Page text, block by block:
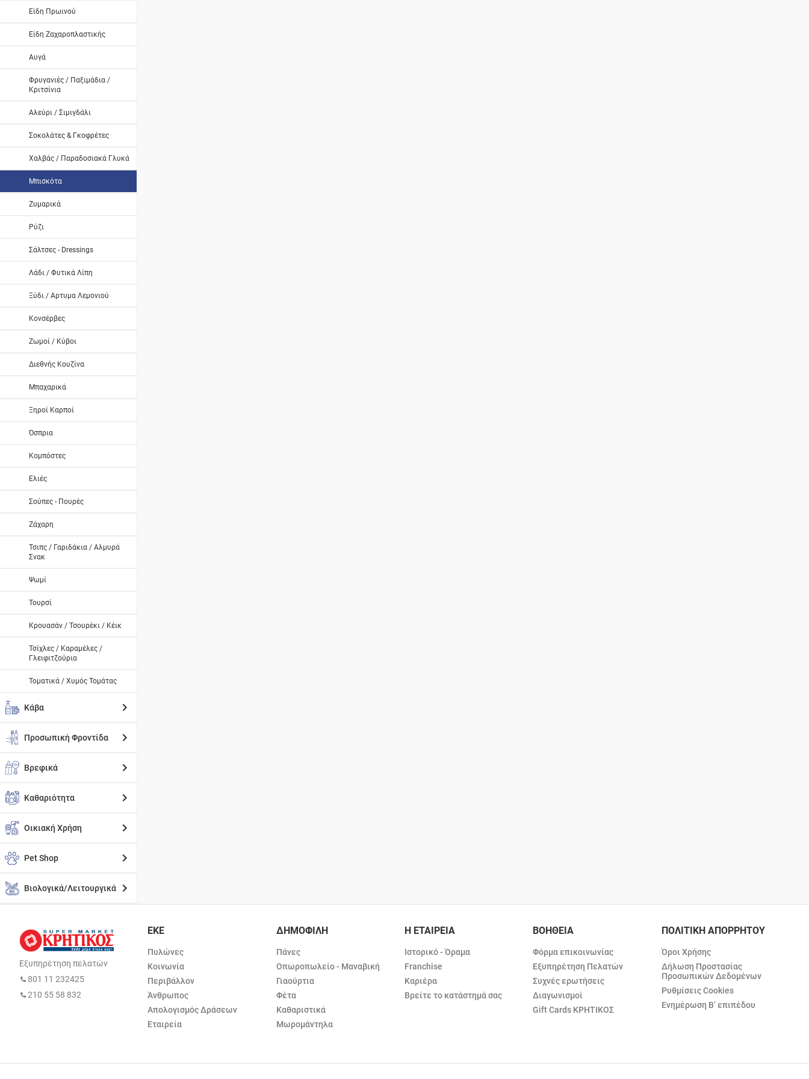
Είδη Πρωινού
Είδη Ζαχαροπλαστικής
Αυγά
Φρυγανιές / Παξιμάδια /
Κριτσίνια
Αλεύρι / Σιμιγδάλι
Σοκολάτες & Γκοφρέτες
Χαλβάς / Παραδοσιακά Γλυκά
Μπισκότα
Ζυμαρικά
Ρύζι
Σάλτσες - Dressings
Λάδι / Φυτικά Λίπη
Ξύδι / Αρτυμα Λεμονιού
Κονσέρβες
Ζωμοί / Κύβοι
Διεθνής Κουζίνα
Μπαχαρικά
Ξηροί Καρποί
Όσπρια
Κομπόστες
Ελιές
Σούπες - Πουρές
Ζάχαρη
Τσιπς / Γαριδάκια / Αλμυρά
Σνακ
Ψωμί
Τουρσί
Κρουασάν / Τσουρέκι / Κέικ
Τσίχλες / Καραμέλες /
Γλειφιτζούρια
Τοματικά / Χυμός Τομάτας
Κάβα
Προσωπική Φροντίδα
Βρεφικά
Καθαριότητα
Οικιακή Χρήση
Pet Shop
Βιολογικά/Λειτουργικά
Εξυπηρέτηση πελατών
801 11 232425
210 55 58 832
ΕΚΕ
Πυλώνες
Κοινωνία
Περιβάλλον
Άνθρωπος
Απολογισμός Δράσεων
Εταιρεία
ΔΗΜΟΦΙΛΗ
Πάνες
Οπωροπωλείο - Μαναβική
Γιαούρτια
Φέτα
Καθαριστικά
Μωρομάντηλα
Η ΕΤΑΙΡΕΙΑ
Ιστορικό - Όραμα
Franchise
Καριέρα
Βρείτε το κατάστημά σας
ΒΟΗΘΕΙΑ
Φόρμα επικοινωνίας
Εξυπηρέτηση Πελατών
Συχνές ερωτήσεις
Διαγωνισμοί
Gift Cards ΚΡΗΤΙΚΟΣ
ΠΟΛΙΤΙΚΗ ΑΠΟΡΡΗΤΟΥ
Όροι Χρήσης
Δήλωση Προστασίας
Προσωπικών Δεδομένων
Ρυθμίσεις Cookies
Ενημέρωση Β’ επιπέδου